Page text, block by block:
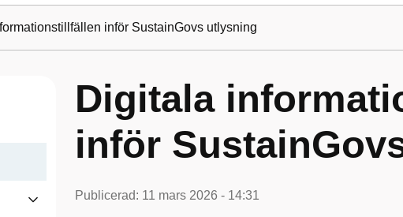
inför SustainGovs utlysning
Digitala
inför
Publicerad: 11 mars 2026 - 14:31